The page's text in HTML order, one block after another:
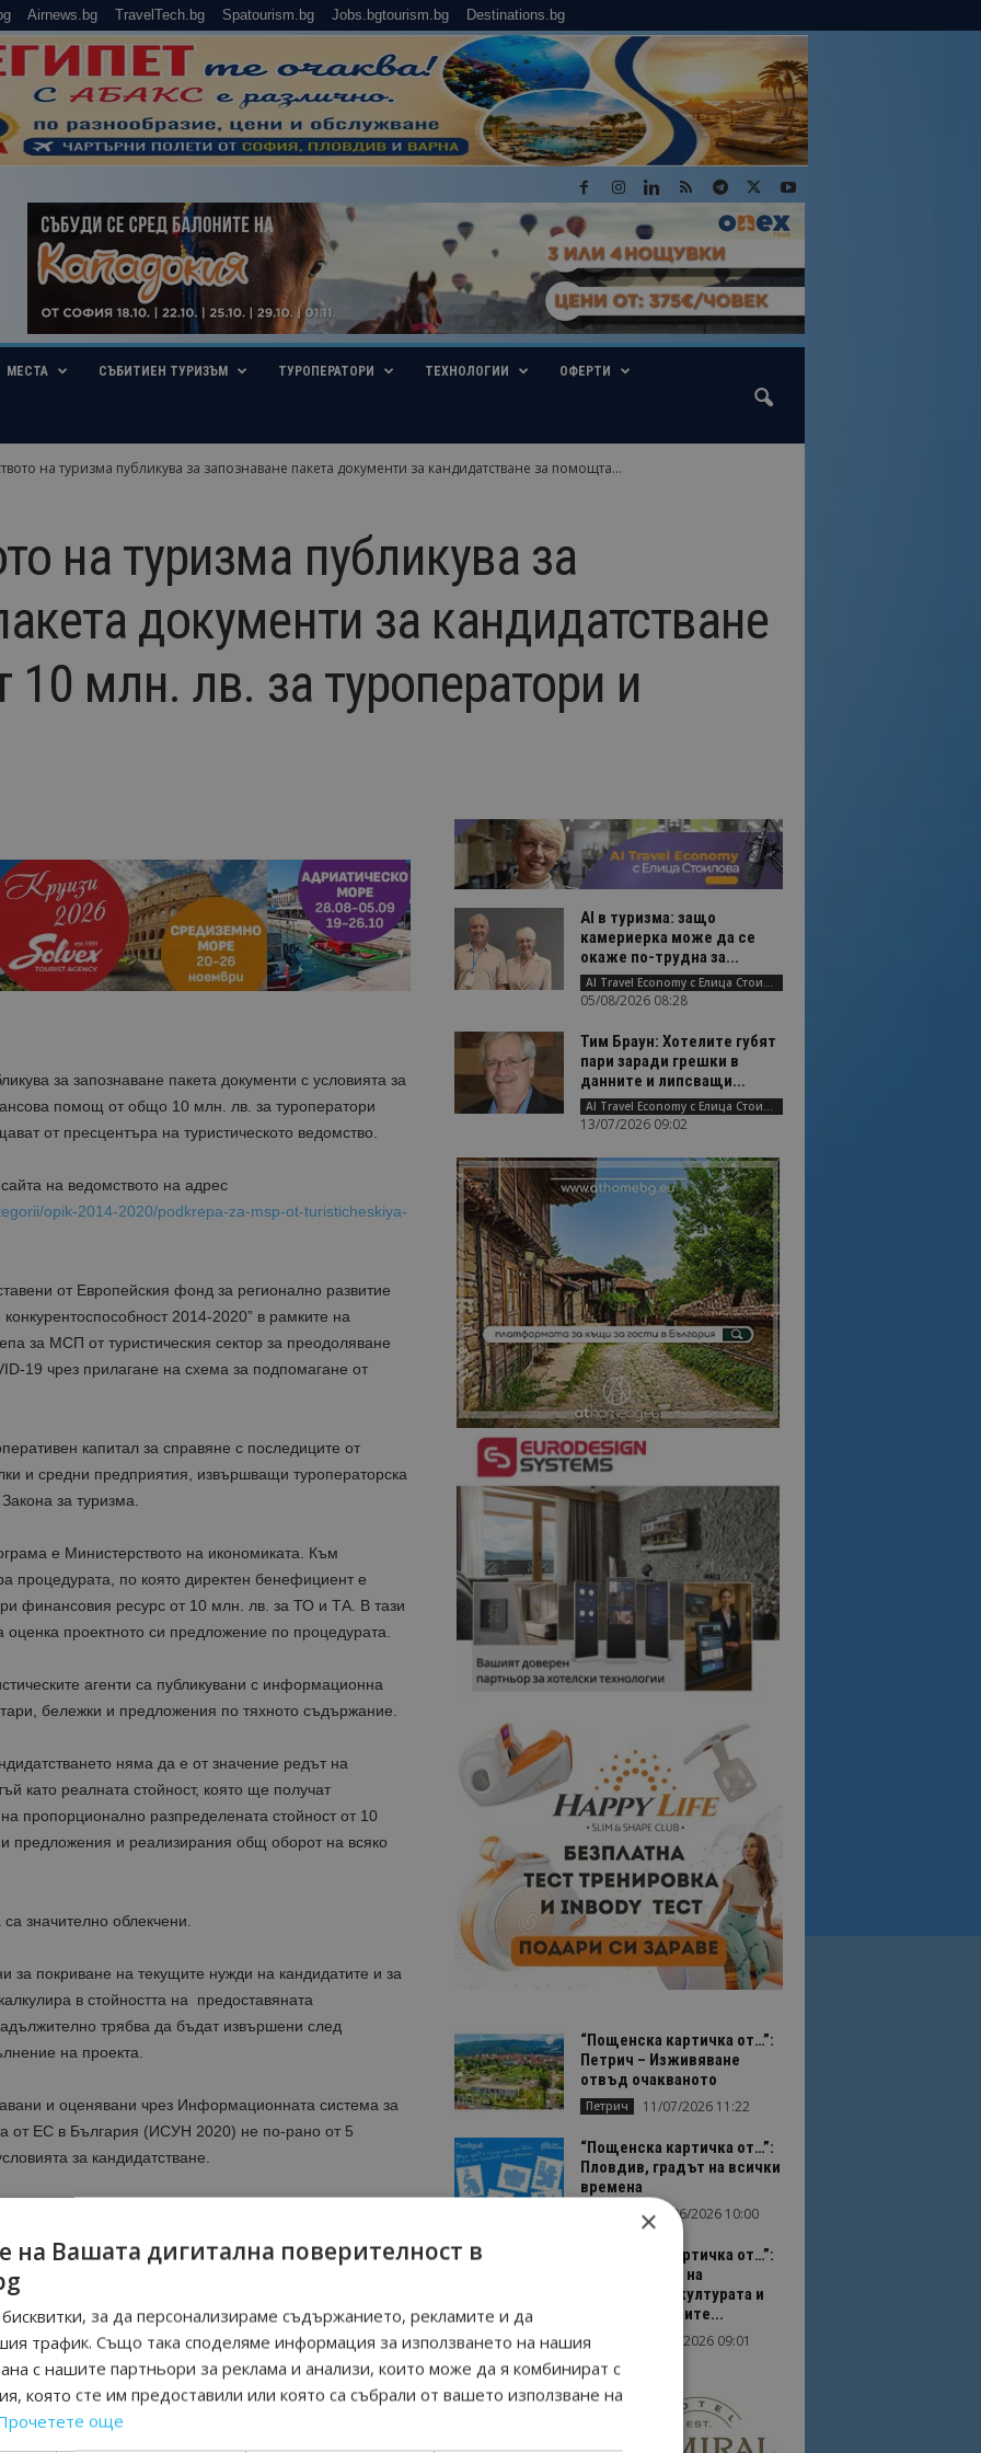
Airnews.bg TravelTech.bg Spatourism.bg Jobs.bgtourism.bg Destinations.bg
МЕСТА СЪБИТИЕН ТУРИЗЪМ ТУРОПЕРАТОРИ ТЕХНОЛОГИИ ОФЕРТИ
на туризма публикува за запознаване пакета документи за кандидатстване за помощта...
на туризма публикува за
документи за кандидатстване
млн. лв. за туроператори и
за запознаване пакета документи с условията за
помощ от общо 10 млн. лв. за туроператори
от пресцентъра на туристическото ведомство.
на ведомството на адрес
opik-2014-2020/podkrepa-za-msp-ot-turisticheskiya-
от Европейския фонд за регионално развитие
2014-2020” в рамките на
за МСП от туристическия сектор за преодоляване
19 чрез прилагане на схема за подпомагане от
капитал за справяне с последиците от
и средни предприятия, извършващи туроператорска
за туризма.
е Министерството на икономиката. Към
процедурата, по която директен бенефициент е
финансовия ресурс от 10 млн. лв. за ТО и ТА. В тази
оценка проектното си предложение по процедурата.
агенти са публикувани с информационна
бележки и предложения по тяхното съдържание.
няма да е от значение редът на
като реалната стойност, която ще получат
пропорционално разпределената стойност от 10
предложения и реализирания общ оборот на всяко
значително облекчени.
покриване на текущите нужди на кандидатите и за
в стойността на предоставяната
трябва да бъдат извършени след
на проекта.
и оценявани чрез Информационната система за
от ЕС в България (ИСУН 2020) не по-рано от 5
за кандидатстване.
се предвижда да бъде минимум 5 календарни
от кандидатите трябва да заяви в проектното си
оборот за 2019 г., но не повече от прага на de
с предстоящото набиране на предложения от
AI в туризма: защо
камериерка може да се
окаже по-трудна за...
AI Travel Economy с Елица Стоилова
05/08/2026 08:28
Тим Браун: Хотелите губят
пари заради грешки в
данните и липсващи...
AI Travel Economy с Елица Стоилова
13/07/2026 09:02
“Пощенска картичка от…”:
Петрич – Изживяване
отвъд очакваното
Петрич 11/07/2026 11:22
“Пощенска картичка от…”:
Пловдив, градът на всички
времена
23/06/2026 10:00
“Пощенска картичка от…”:
Перник – град на
традициите, културата и
вдъхновяващите...
Перник 17/06/2026 09:01
×
на Вашата дигитална поверителност в
за да персонализираме съдържанието, рекламите и да
трафик. Също така споделяме информация за използването на нашия
с нашите партньори за реклама и анализи, които може да я комбинират с
която сте им предоставили или която са събрали от вашето използване на
още